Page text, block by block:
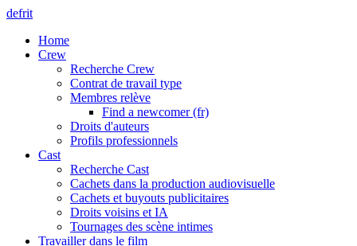
defrit
Home
Crew
Recherche Crew
Contrat de travail type
Membres relève
Find a newcomer (fr)
Droits d'auteurs
Profils professionnels
Cast
Recherche Cast
Cachets dans la production audiovisuelle
Cachets et buyouts publicitaires
Droits voisins et IA
Tournages des scène intimes
Travailler dans le film